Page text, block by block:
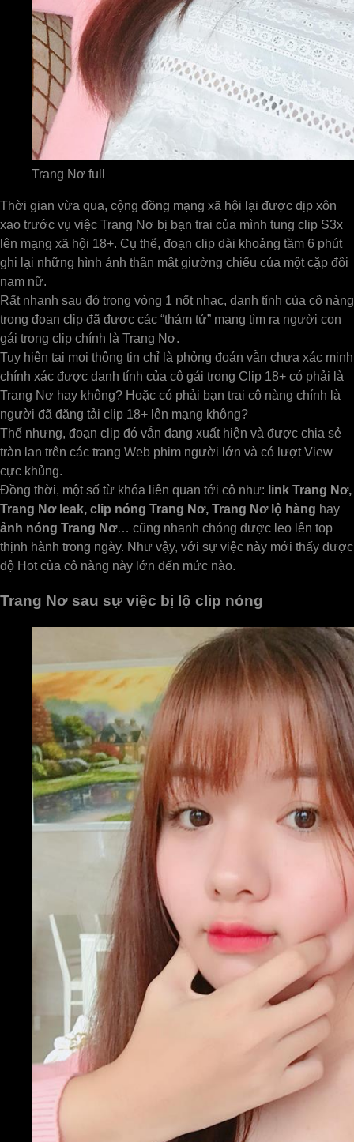
Trang Nơ full
Thời gian vừa qua, cộng đồng mạng xã hội lại được dịp xôn
xao trước vụ việc Trang Nơ bị bạn trai của mình tung clip S3x
lên mạng xã hội 18+. Cụ thể, đoạn clip dài khoảng tầm 6 phút
ghi lại những hình ảnh thân mật giường chiếu của một cặp đôi
nam nữ.
Rất nhanh sau đó trong vòng 1 nốt nhạc, danh tính của cô nàng
trong đoạn clip đã được các “thám tử” mạng tìm ra người con
gái trong clip chính là Trang Nơ.
Tuy hiện tại mọi thông tin chỉ là phỏng đoán vẫn chưa xác minh
chính xác được danh tính của cô gái trong Clip 18+ có phải là
Trang Nơ hay không? Hoặc có phải bạn trai cô nàng chính là
người đã đăng tải clip 18+ lên mạng không?
Thế nhưng, đoạn clip đó vẫn đang xuất hiện và được chia sẻ
tràn lan trên các trang Web phim người lớn và có lượt View
cực khủng.
Đồng thời, một số từ khóa liên quan tới cô như: link Trang Nơ,
Trang Nơ leak, clip nóng Trang Nơ, Trang Nơ lộ hàng hay
ảnh nóng Trang Nơ… cũng nhanh chóng được leo lên top
thịnh hành trong ngày. Như vậy, với sự việc này mới thấy được
độ Hot của cô nàng này lớn đến mức nào.
Trang Nơ sau sự việc bị lộ clip nóng